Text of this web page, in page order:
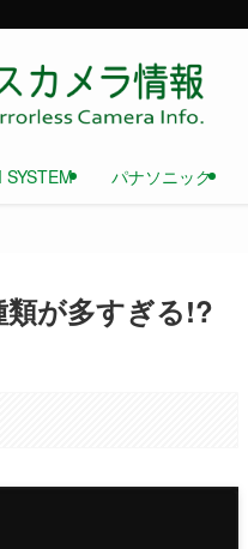
SYSTEM パナソニック
が多すぎる!?